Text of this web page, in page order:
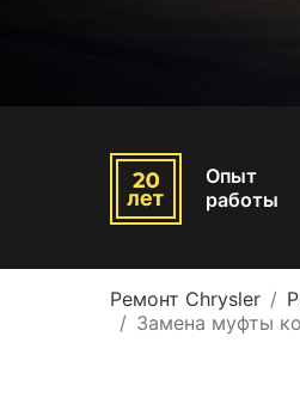
Опыт
работы
Ремонт Chrysler
Замена муфты